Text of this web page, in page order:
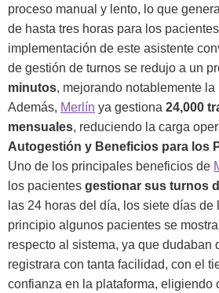
proceso manual y lento, lo que
de hasta tres horas para los
implementación de este asistente
de gestión de turnos se redujo a un
minutos, mejorando notablemente
Además, Merlín ya gestiona 24,000
mensuales, reduciendo la carga
Autogestión y Beneficios para los
Uno de los principales beneficios de
los pacientes gestionar sus turnos
las 24 horas del día, los siete días de
principio algunos pacientes se
respecto al sistema, ya que dudaban
registrara con tanta facilidad, con el
confianza en la plataforma, eligiendo